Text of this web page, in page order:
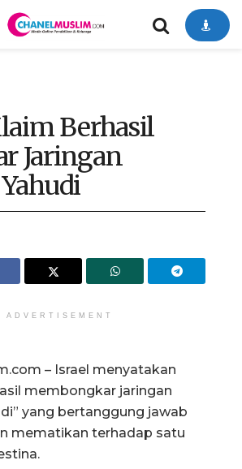
Berhasil
Jaringan
ADVERTISEMENT
– Israel menyatakan
membongkar jaringan
yang bertanggung jawab
mematikan terhadap satu